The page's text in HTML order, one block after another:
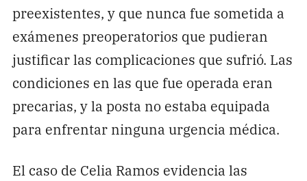
preexistentes, y que nunca fue sometida a
exámenes preoperatorios que pudieran
justificar las complicaciones que sufrió. Las
condiciones en las que fue operada eran
precarias, y la posta no estaba equipada
para enfrentar ninguna urgencia médica.
El caso de Celia Ramos evidencia las